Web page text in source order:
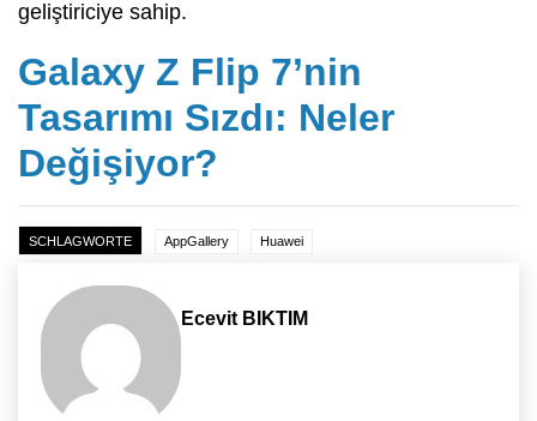
geliştiriciye sahip.
Galaxy Z Flip 7’nin
Tasarımı Sızdı: Neler
Değişiyor?
SCHLAGWORTE AppGallery Huawei
Ecevit BIKTIM